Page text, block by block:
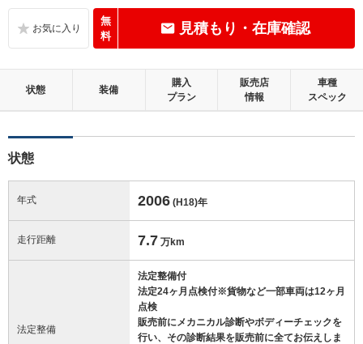
無
料
見積もり・在庫確認
状態 装備
購入
プラン
販売店
情報
車種
スペック
状態
年式 2006 (H18)年
走行距離 7.7 万km
法定整備
法定整備付
法定24ヶ月点検付※貨物など一部車両は12ヶ月
点検
販売前にメカニカル診断やボディーチェックを
行い、その診断結果を販売前に全てお伝えしま